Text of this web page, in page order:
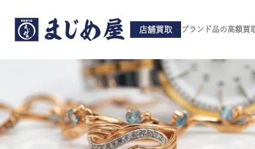
店舗買取 ブランド品の高額買